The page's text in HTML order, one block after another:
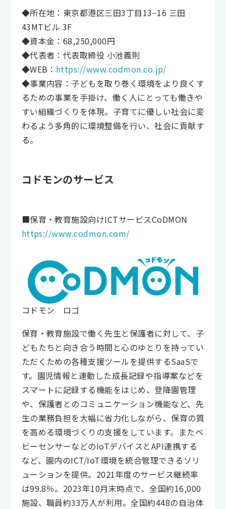
◆所在地：東京都港区三田3丁目13−16 三田
43MTビル 3F
◆資本金：68,250,000円
◆代表者：代表取締役 小池義則
◆WEB： https://www.codmon.co.jp/
◆事業内容：子どもを取り巻く環境をより良くす
るための事業を手掛け、働く人にとっても働きや
すい組織づくりを体現。子育てに優しい社会に変
わるよう多角的に環境整備を行い、社会に貢献す
る。
コドモンのサービス
■保育・教育施設向けICTサービスCoDMON
https://www.codmon.com/
コドモン ロゴ
保育・教育施設で働く先生と保護者に対して、子
どもたちと向き合う時間と心のゆとりを持ってい
ただくための各種支援ツールを提供するSaaSで
す。園児情報と連動した成長記録や指導案などを
スマートに記録する機能をはじめ、登降園管理
や、保護者とのコミュニケーション機能など、先
生の業務負担を大幅に省力化しながら、保育の質
を高める環境づくりの支援をしています。またベ
ビーセンサーなどのIoTデバイスとAPI連携する
など、園内のICT/IoT環境を統合管理できるソリ
ューションを提供。2021年度のサービス継続率
は99.8％。2023年10月末時点で、全国約16,000
施設、職員約33万人が利用。全国約448の自治体